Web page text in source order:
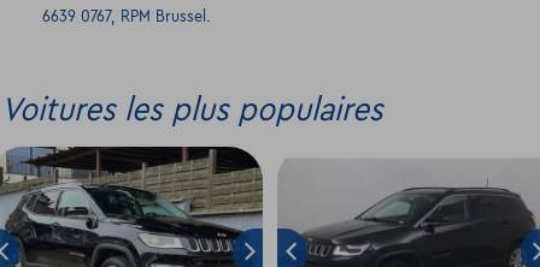
6639 0767, RPM Brussel.
Voitures les plus populaires